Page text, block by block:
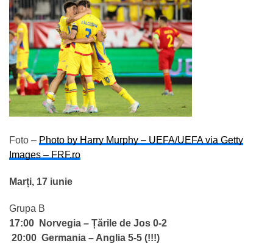
Foto – Photo by Harry Murphy – UEFA/UEFA via Getty
Images – FRF.ro
Marți, 17 iunie
Grupa B
17:00 Norvegia – Țările de Jos 0-2
20:00 Germania – Anglia 5-5 (!!!)